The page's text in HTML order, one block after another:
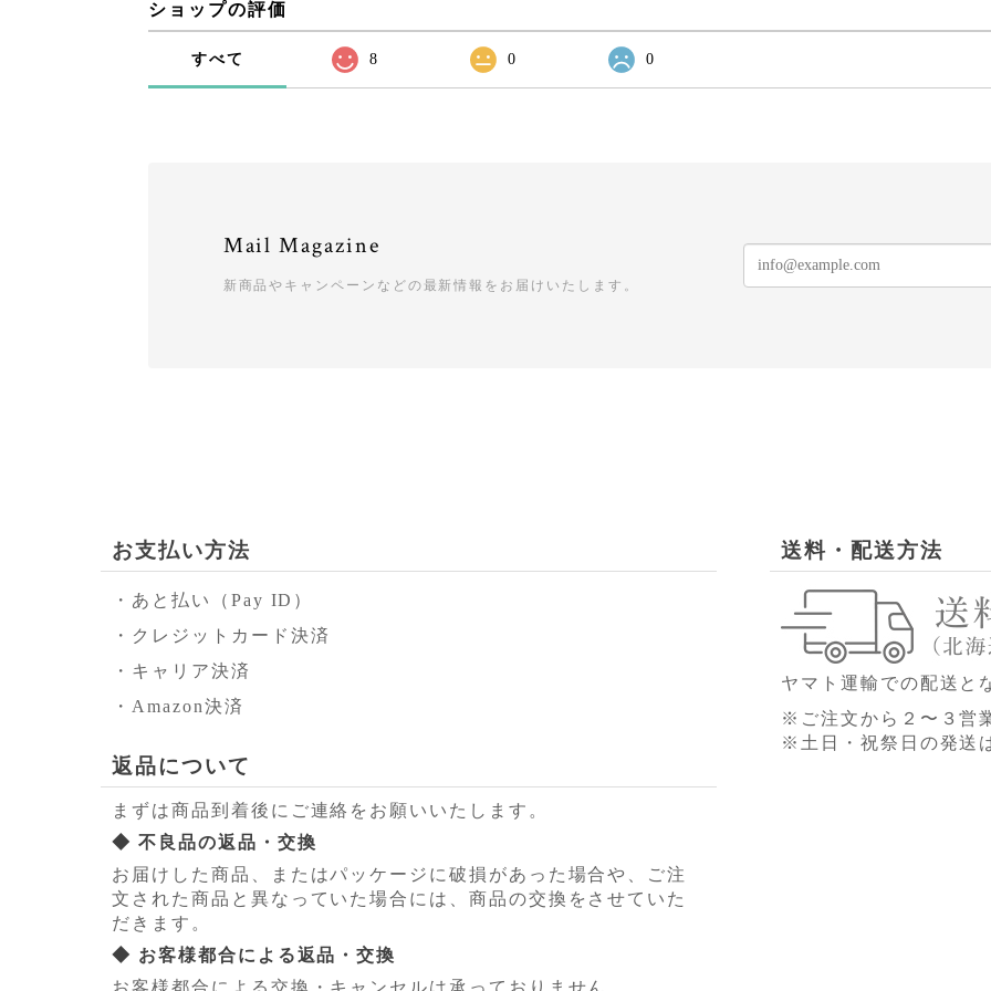
ショップの評価
すべて 8 0 0
Mail Magazine
新商品やキャンペーンなどの最新情報をお届けいたします。
お支払い方法
・あと払い（Pay ID）
・クレジットカード決済
・キャリア決済
・Amazon決済
返品について
まずは商品到着後にご連絡をお願いいたします。
◆ 不良品の返品・交換
お届けした商品、またはパッケージに破損があった場合や、ご注
文された商品と異なっていた場合には、商品の交換をさせていた
だきます。
◆ お客様都合による返品・交換
お客様都合による交換・キャンセルは承っておりません。
送料・配送方法
ヤマト運輸での配送と
※ご注文から２〜３営
※土日・祝祭日の発送